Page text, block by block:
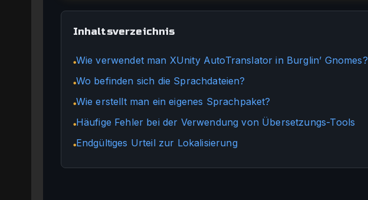
Inhaltsverzeichnis
●Wie verwendet man XUnity AutoTranslator in Burglin’ Gnomes?
●Wo befinden sich die Sprachdateien?
●Wie erstellt man ein eigenes Sprachpaket?
●Häufige Fehler bei der Verwendung von Übersetzungs-Tools
●Endgültiges Urteil zur Lokalisierung